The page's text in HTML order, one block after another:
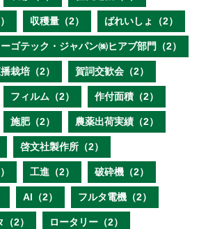
収穫量（2） ばれいしょ（2）
ゴテック・ジャパン㈱ヒアブ部門（2）
栽培（2） 賀詞交歓会（2）
フィルム（2） 作付面積（2）
施肥（2） 農薬出荷実績（2）
啓文社製作所（2）
工進（2） 破砕機（2）
AI（2） フルタ電機（2）
2） ロータリー（2）